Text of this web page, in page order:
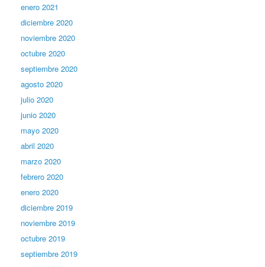
enero 2021
diciembre 2020
noviembre 2020
octubre 2020
septiembre 2020
agosto 2020
julio 2020
junio 2020
mayo 2020
abril 2020
marzo 2020
febrero 2020
enero 2020
diciembre 2019
noviembre 2019
octubre 2019
septiembre 2019